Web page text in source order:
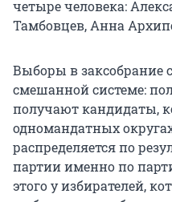
четыре человека:
Тамбовцев, Анна
Выборы в заксобрание
смешанной системе:
получают кандидаты,
одномандатных
распределяется по
партии именно по
этого у избирателей,